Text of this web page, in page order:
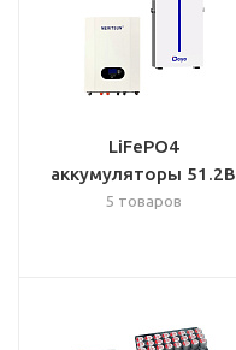
LiFePO4
аккумуляторы 51.2В
5 товаров